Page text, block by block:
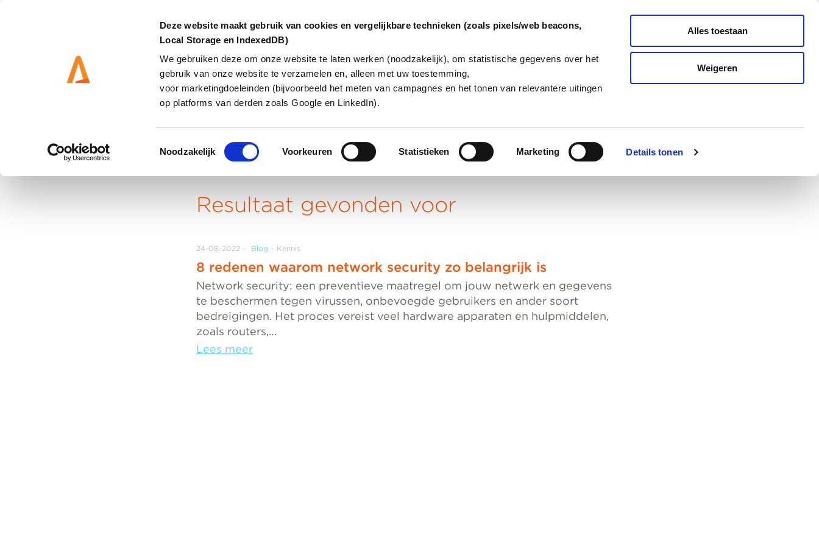
Deze website maakt gebruik van cookies en vergelijkbare technieken (zoals pixels/web beacons,
Local Storage en IndexedDB)
We gebruiken deze om onze website te laten werken (noodzakelijk), om statistische gegevens over het
gebruik van onze website te verzamelen en, alleen met uw toestemming,
voor marketingdoeleinden (bijvoorbeeld het meten van campagnes en het tonen van relevantere uitingen
op platforms van derden zoals Google en LinkedIn).
Toestemmingsselectie
Noodzakelijk Voorkeuren Statistieken Marketing Details tonen
Alles toestaan
Weigeren
ONDERHOUD
MELD TICKET
DIENSTEN OPLOSSINGEN OVER ONS KLANTCASES BLOG CAREERS
Resultaat gevonden voor
24-08-2022 Blog Kennis
8 redenen waarom network security zo belangrijk is
Network security: een preventieve maatregel om jouw netwerk en gegevens
te beschermen tegen virussen, onbevoegde gebruikers en ander soort
bedreigingen. Het proces vereist veel hardware apparaten en hulpmiddelen,
zoals routers,…
Lees meer